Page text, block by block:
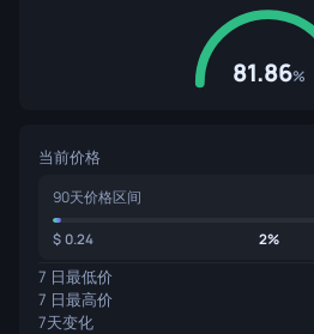
81.86%
当前价格
90天价格区间
0.24 2%
7 日最低价
7 日最高价
7天变化